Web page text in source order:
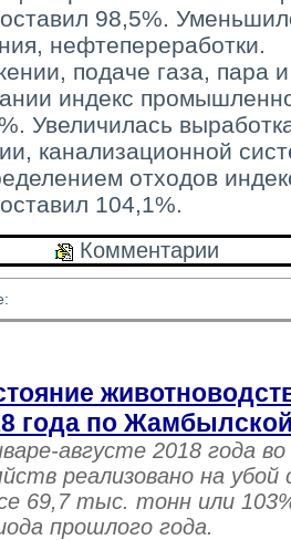
98,5%.
нефтепереработки.
подаче газа, пара
индекс
Увеличилась
канализационной
отходов
104,1%.
Комментарии
года по
августе 2018 года
реализовано на
69,7 тыс. тонн или
прошлого года.